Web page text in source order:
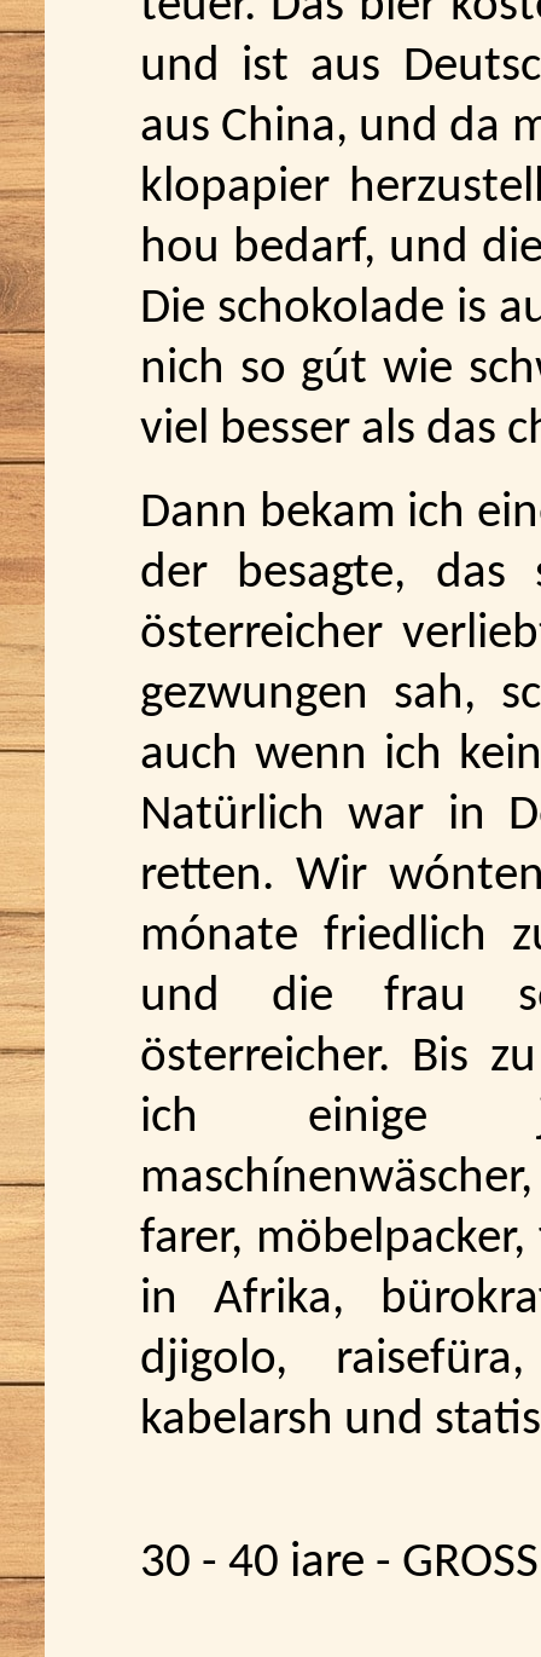
und ist aus
aus China, und da
klopapier
hou bedarf, und
Die schokolade is
nich so gút wie
viel besser als das
Dann bekam ich
der besagte,
österreicher
gezwungen sah,
auch wenn ich
Natürlich war in
retten. Wir
mónate friedlich
und die frau
österreicher. Bis
ich einige
farer,
in Afrika,
djigolo,
kabelarsh und
30 - 40 iare -